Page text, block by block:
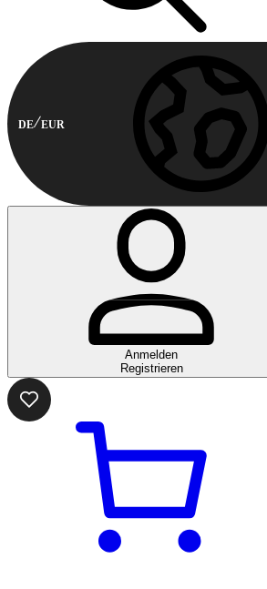
DE EUR
Anmelden
Registrieren